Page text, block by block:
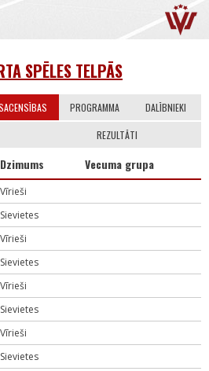
SPĒLES TELPĀS
PROGRAMMA DALĪBNIEKI
REZULTĀTI
Dzimums Vecuma grupa
Vīrieši
Sievietes
Vīrieši
Sievietes
Vīrieši
Sievietes
Vīrieši
Sievietes